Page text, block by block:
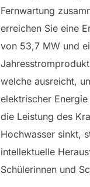
Fernwartung
erreichen Sie eine
von 53,7 MW und
welche ausreicht,
elektrischer
die Leistung des
Hochwasser sinkt,
intellektuelle
Schülerinnen und